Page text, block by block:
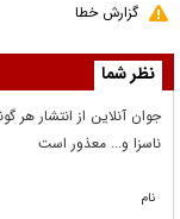
گزارش خطا
نظر شما
جوان آنلاين از انتشار هر
ناسزا و... معذور است
نام